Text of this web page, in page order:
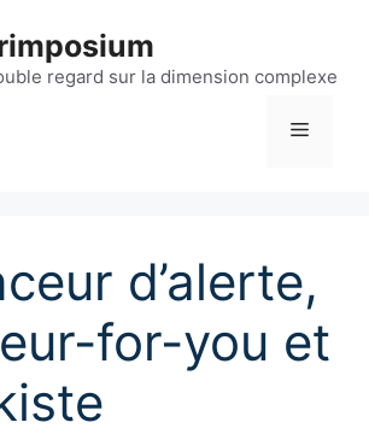
regard sur la dimension complexe
Menu
d’alerte,
for-you et